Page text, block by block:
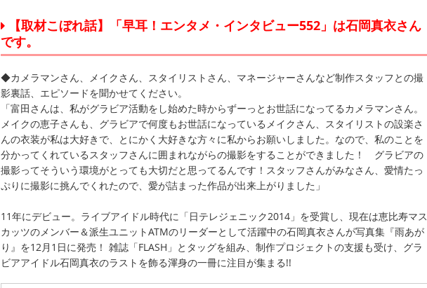
【取材こぼれ話】「早耳！エンタメ・インタビュー552」は石岡真衣さん
です。
◆カメラマンさん、メイクさん、スタイリストさん、マネージャーさんなど制作スタッフとの撮
影裏話、エピソードを聞かせてください。
「富田さんは、私がグラビア活動をし始めた時からずーっとお世話になってるカメラマンさん。
メイクの恵子さんも、グラビアで何度もお世話になっているメイクさん、スタイリストの設楽さ
んの衣装が私は大好きで、とにかく大好きな方々に私からお願いしました。なので、私のことを
分かってくれているスタッフさんに囲まれながらの撮影をすることができました！ グラビアの
撮影ってそういう環境がとっても大切だと思ってるんです！スタッフさんがみなさん、愛情たっ
ぷりに撮影に挑んでくれたので、愛が詰まった作品が出来上がりました」
11年にデビュー。ライブアイドル時代に「日テレジェニック2014」を受賞し、現在は恵比寿マス
カッツのメンバー＆派生ユニットATMのリーダーとして活躍中の石岡真衣さんが写真集『雨あが
り』を12月1日に発売！ 雑誌「FLASH」とタッグを組み、制作プロジェクトの支援も受け、グラ
ビアアイドル石岡真衣のラストを飾る渾身の一冊に注目が集まる!!